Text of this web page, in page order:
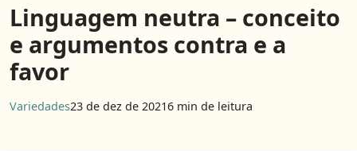
Linguagem neutra – conceito
e argumentos contra e a
favor
Variedades23 de dez de 20216 min de leitura